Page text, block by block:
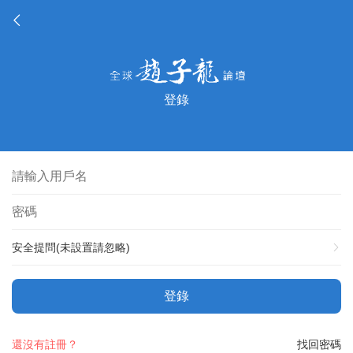
登錄
安全提問(未設置請忽略)
登錄
找回密碼
還沒有註冊？